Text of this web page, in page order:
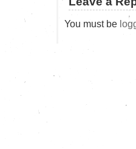
You must be